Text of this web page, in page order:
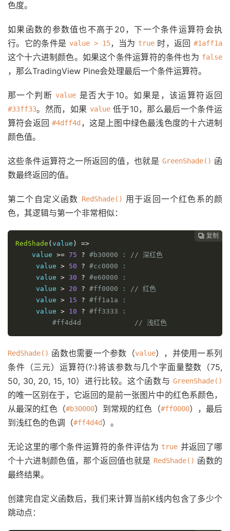
色度。
如果函数的参数值也不高于20，下一个条件运算符会执
行。它的条件是 value > 15，当为 true 时，返回#1aff1a
这个十六进制颜色。如果这个条件运算符的条件也为 false
，那么TradingView Pine会处理最后一个条件运算符。
那一个判断value 是否大于10。如果是，该运算符返回
#33ff33。然而，如果 value低于10，那么最后一个条件运
算符会返回#4dff4d ，这是上图中绿色最浅色度的十六进制
颜色值。
这些条件运算符之一所返回的值，也就是 GreenShade() 函
数最终返回的值。
第二个自定义函数 RedShade() 用于返回一个红色系的颜
色，其逻辑与第一个非常相似：
 复制
 复制
 复制
 复制
 复制
 复制
 复制
 复制
 复制
 复制
 复制
 复制
RedShade ( value )
=>
    value
>= 75 ? #b30000 : // 深红色
     value
> 50 ? #cc0000 :
     value
> 30 ? #e60000 :
     value
> 20 ? #ff0000 : // 红色
     value
> 15 ? #ff1a1a :
     value
> 10 ? #ff3333 :
#ff4d4d             // 浅红色
RedShade() 函数也需要一个参数（value），并使用一系列
条件（三元）运算符(?:)将该参数与几个字面量整数（75,
50, 30, 20, 15, 10）进行比较。这个函数与 GreenShade()
的唯一区别在于，它返回的是前一张图片中的红色系颜色，
从最深的红色（#b30000）到常规的红色（#ff0000），最后
到浅红色的色调（#ff4d4d）。
无论这里的哪个条件运算符的条件评估为 true 并返回了哪
个十六进制颜色值，那个返回值也就是 RedShade() 函数的
最终结果。
创建完自定义函数后，我们来计算当前K线内包含了多少个
跳动点：